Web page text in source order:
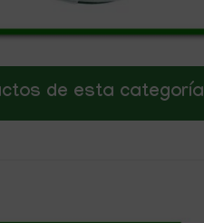
de esta categoría